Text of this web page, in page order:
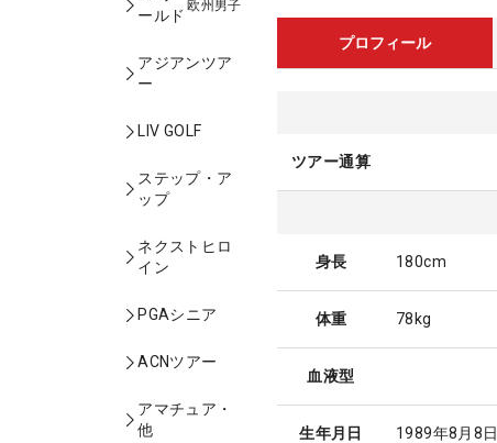
ールド
欧州男子
アジアンツア
ー
LIV GOLF
ステップ・ア
ップ
ネクストヒロ
イン
PGAシニア
ACNツアー
アマチュア・
他
プロフィール
ツアー通算
身長 180cm
体重 78kg
血液型
生年月日 1989年8月8日